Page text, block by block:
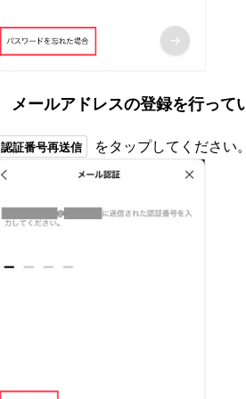
メールアドレスの登録を行って
認証番号再送信 をタップしてください。